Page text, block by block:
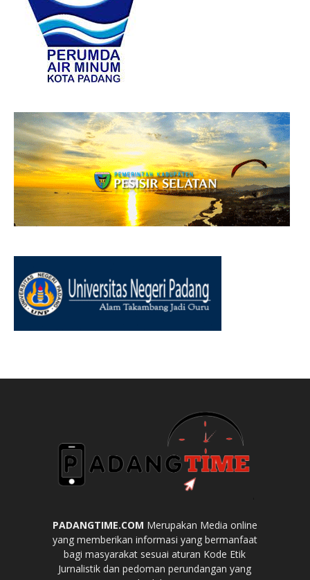
PADANGTIME.COM Merupakan Media online
yang memberikan informasi yang bermanfaat
bagi masyarakat sesuai aturan Kode Etik
Jurnalistik dan pedoman perundangan yang